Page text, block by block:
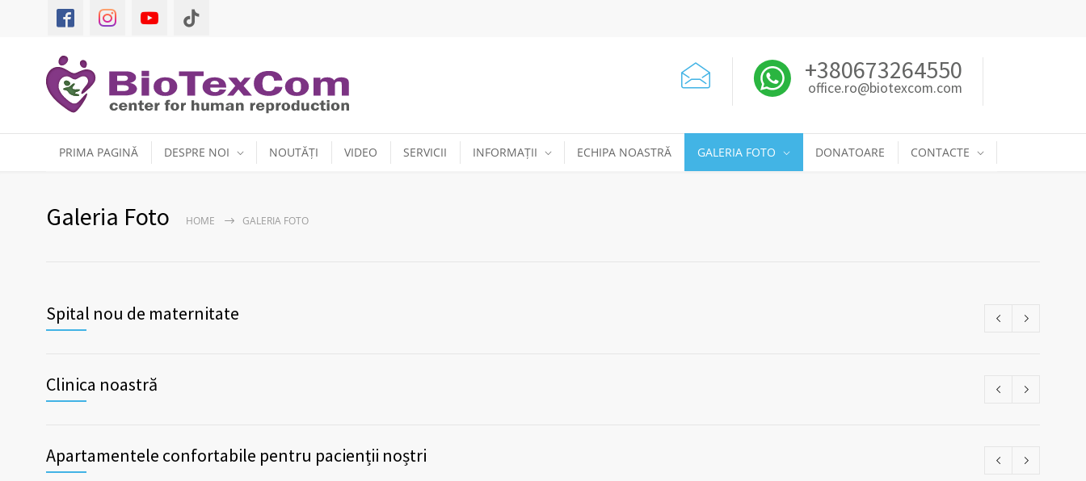
+380673264550
office.ro@biotexcom.com
PRIMA PAGINĂ DESPRE NOI NOUTĂȚI VIDEO SERVICII INFORMAȚII ECHIPA NOASTRĂ GALERIA FOTO DONATOARE CONTACTE
Galeria Foto HOME GALERIA FOTO
Spital nou de maternitate
Clinica noastră
Apartamentele confortabile pentru pacienții noștri